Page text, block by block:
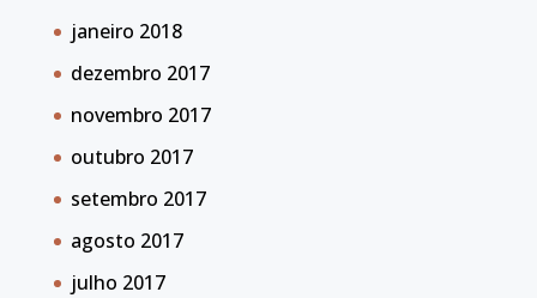
janeiro 2018
dezembro 2017
novembro 2017
outubro 2017
setembro 2017
agosto 2017
julho 2017